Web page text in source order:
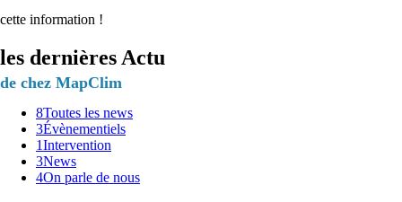
cette information !
les dernières Actu
de chez MapClim
8Toutes les news
3Évènementiels
1Intervention
3News
4On parle de nous